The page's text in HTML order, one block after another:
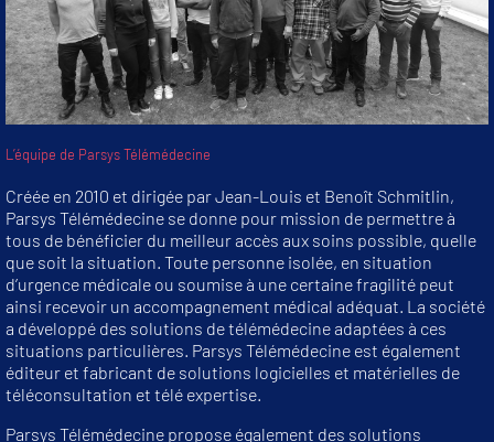
L’équipe de Parsys Télémédecine
Créée en 2010 et dirigée par Jean-Louis et Benoît Schmitlin,
Parsys Télémédecine se donne pour mission de permettre à
tous de bénéficier du meilleur accès aux soins possible, quelle
que soit la situation. Toute personne isolée, en situation
d’urgence médicale ou soumise à une certaine fragilité peut
ainsi recevoir un accompagnement médical adéquat. La société
a développé des solutions de télémédecine adaptées à ces
situations particulières. Parsys Télémédecine est également
éditeur et fabricant de solutions logicielles et matérielles de
téléconsultation et télé expertise.
Parsys Télémédecine propose également des solutions